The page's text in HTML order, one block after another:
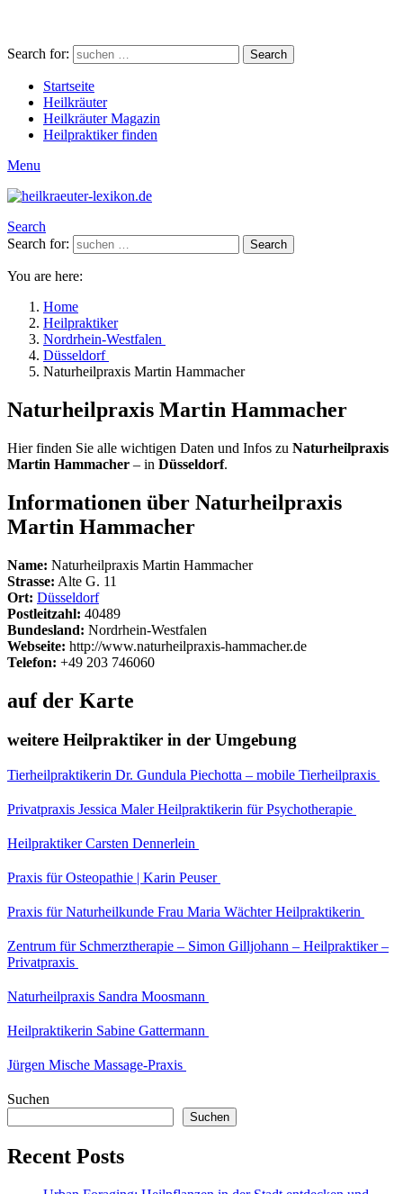
Search for: Search
Startseite
Heilkräuter
Heilkräuter Magazin
Heilpraktiker finden
Menu
Search
Search for:
Search
You are here:
Home
Heilpraktiker
Nordrhein-Westfalen
Düsseldorf
Naturheilpraxis Martin Hammacher
Naturheilpraxis Martin Hammacher
Hier finden Sie alle wichtigen Daten und Infos zu Naturheilpraxis
Martin Hammacher – in Düsseldorf.
Informationen über Naturheilpraxis
Martin Hammacher
Name: Naturheilpraxis Martin Hammacher
Strasse: Alte G. 11
Ort: Düsseldorf
Postleitzahl: 40489
Bundesland: Nordrhein-Westfalen
Webseite: http://www.naturheilpraxis-hammacher.de
Telefon: +49 203 746060
auf der Karte
weitere Heilpraktiker in der Umgebung
Tierheilpraktikerin Dr. Gundula Piechotta – mobile Tierheilpraxis
Privatpraxis Jessica Maler Heilpraktikerin für Psychotherapie
Heilpraktiker Carsten Dennerlein
Praxis für Osteopathie | Karin Peuser
Praxis für Naturheilkunde Frau Maria Wächter Heilpraktikerin
Zentrum für Schmerztherapie – Simon Gilljohann – Heilpraktiker –
Privatpraxis
Naturheilpraxis Sandra Moosmann
Heilpraktikerin Sabine Gattermann
Jürgen Mische Massage-Praxis
Suchen
Suchen
Recent Posts